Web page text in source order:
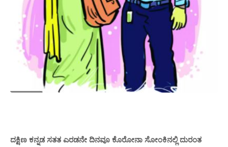
ದಕ್ಷಿಣ ಕನ್ನಡ ಸತತ ಎರಡನೇ ದಿನವೂ ಕೊರೋನಾ ಸೋಂಕಿನಲ್ಲಿ ದುರಂತ